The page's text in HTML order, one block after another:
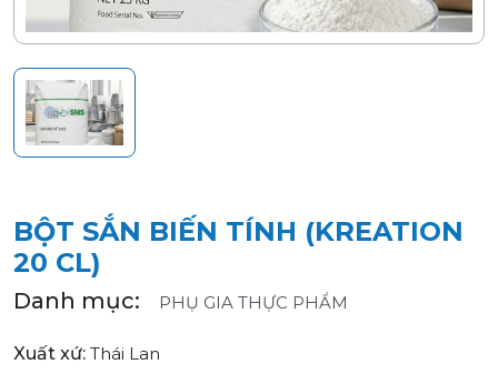
BỘT SẮN BIẾN TÍNH (KREATION
20 CL)
Danh mục: PHỤ GIA THỰC PHẨM
Xuất xứ: Thái Lan